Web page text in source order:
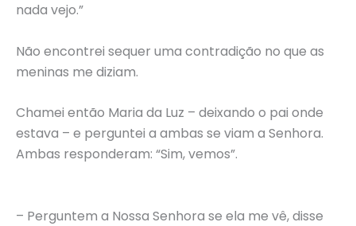
nada vejo.”
Não encontrei sequer uma contradição no que as
meninas me diziam.
Chamei então Maria da Luz – deixando o pai onde
estava – e perguntei a ambas se viam a Senhora.
Ambas responderam: “Sim, vemos”.
– Perguntem a Nossa Senhora se ela me vê, disse